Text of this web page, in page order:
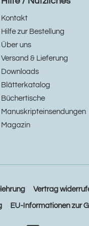
Kontakt
Hilfe zur Bestellung
Über uns
Versand & Lieferung
Downloads
Blätterkatalog
Büchertische
Manuskripteinsendungen
Magazin
Vertrag
EU-Informationen zur